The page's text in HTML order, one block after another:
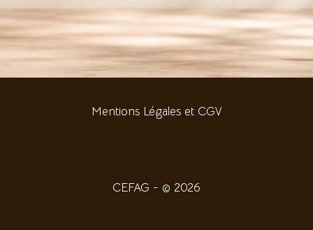
Mentions Légales et CGV
CEFAG - © 2026